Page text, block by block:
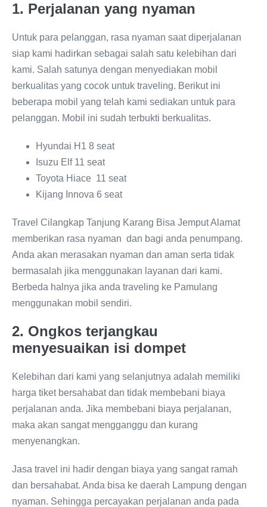
1. Perjalanan yang nyaman
Untuk para pelanggan, rasa nyaman saat diperjalanan
siap kami hadirkan sebagai salah satu kelebihan dari
kami. Salah satunya dengan menyediakan mobil
berkualitas yang cocok untuk traveling. Berikut ini
beberapa mobil yang telah kami sediakan untuk para
pelanggan. Mobil ini sudah terbukti berkualitas.
Hyundai H1 8 seat
Isuzu Elf 11 seat
Toyota Hiace 11 seat
Kijang Innova 6 seat
Travel Cilangkap Tanjung Karang Bisa Jemput Alamat
memberikan rasa nyaman dan bagi anda penumpang.
Anda akan merasakan nyaman dan aman serta tidak
bermasalah jika menggunakan layanan dari kami.
Berbeda halnya jika anda traveling ke Pamulang
menggunakan mobil sendiri.
2. Ongkos terjangkau
menyesuaikan isi dompet
Kelebihan dari kami yang selanjutnya adalah memiliki
harga tiket bersahabat dan tidak membebani biaya
perjalanan anda. Jika membebani biaya perjalanan,
maka akan sangat mengganggu dan kurang
menyenangkan.
Jasa travel ini hadir dengan biaya yang sangat ramah
dan bersahabat. Anda bisa ke daerah Lampung dengan
nyaman. Sehingga percayakan perjalanan anda pada